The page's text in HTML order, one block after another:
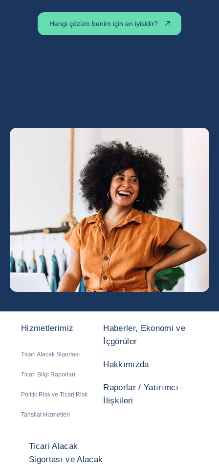
Hangi çözüm benim için en iyisidir?
Hizmetlerimiz
Ticari Alacak Sigortası
Ticari Bilgi Raporları
Politik Risk ve Ticari Risk
Tahsilat Hizmetleri
Haberler, Ekonomi ve
İçgörüler
Hakkımızda
Raporlar / Yatırımcı
İlişkileri
Ticari Alacak
Sigortası ve Alacak